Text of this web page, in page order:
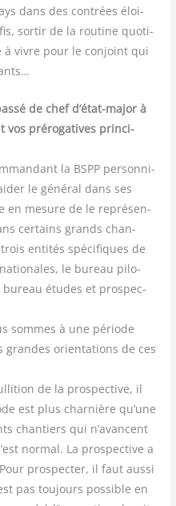
dans des contrées éloi­
sor­tir de la rou­tine quo­ti­
à vivre pour le conjoint qui
de chef d’état-major à
vos pré­ro­ga­tives prin­ci­
la BSPP per­son­ni­
le géné­ral dans ses
en mesure de le repré­sen­
cer­tains grands chan­
enti­tés spé­ci­fiques de
le bureau pilo­
bureau études et pros­pec­
sommes à une période
grandes orien­ta­tions de ces
de la pros­pec­tive, il
est plus char­nière qu’une
chan­tiers qui n’avancent
nor­mal. La pros­pec­tive a
pros­pec­ter, il faut aus­si
pas tou­jours pos­sible en